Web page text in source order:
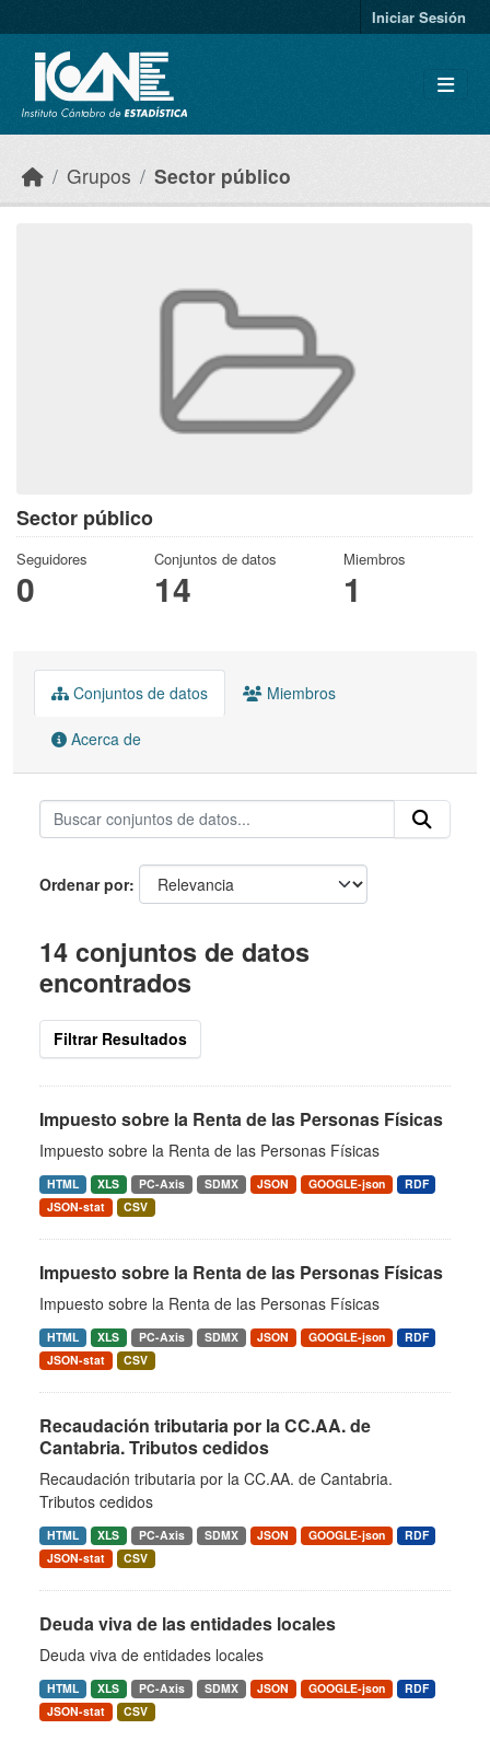
Iniciar Sesión
Grupos Sector público
Sector público
Seguidores
0
Conjuntos de datos
14
Miembros
1
Conjuntos de datos Miembros
Acerca de
Ordenar por
14 conjuntos de datos
encontrados
Filtrar Resultados
Impuesto sobre la Renta de las Personas Físicas
Impuesto sobre la Renta de las Personas Físicas
HTML XLS PC-Axis SDMX JSON GOOGLE-json
RDF
JSON-stat
CSV
Impuesto sobre la Renta de las Personas Físicas
Impuesto sobre la Renta de las Personas Físicas
HTML XLS PC-Axis SDMX JSON GOOGLE-json
RDF
JSON-stat
CSV
Recaudación tributaria por la CC.AA. de
Cantabria. Tributos cedidos
Recaudación tributaria por la CC.AA. de Cantabria.
Tributos cedidos
HTML XLS PC-Axis SDMX JSON GOOGLE-json
RDF
JSON-stat
CSV
Deuda viva de las entidades locales
Deuda viva de entidades locales
HTML XLS PC-Axis SDMX JSON GOOGLE-json
RDF
JSON-stat
CSV